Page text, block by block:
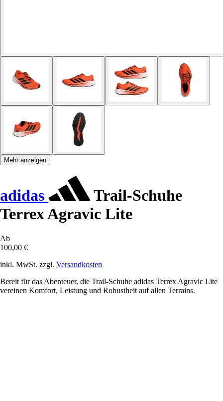
Mehr anzeigen
adidas
Trail-Schuhe
Terrex Agravic Lite
Ab
100,00 €
inkl. MwSt. zzgl. Versandkosten
Bereit für das Abenteuer, die Trail-Schuhe adidas Terrex Agravic Lite
vereinen Komfort, Leistung und Robustheit auf allen Terrains.